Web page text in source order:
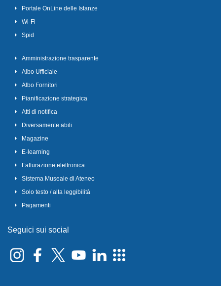
Portale OnLine delle Istanze
Wi-Fi
Spid
Amministrazione trasparente
Albo Ufficiale
Albo Fornitori
Pianificazione strategica
Atti di notifica
Diversamente abili
Magazine
E-learning
Fatturazione elettronica
Sistema Museale di Ateneo
Solo testo / alta leggibilità
Pagamenti
Seguici sui social